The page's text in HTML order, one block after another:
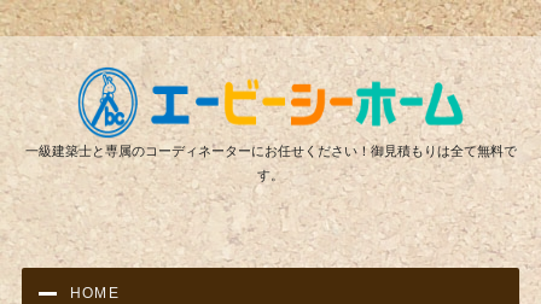
リ
一級建築士と専属のコーディネーターにお任せください！御見積もりは全て無料で
す。
HOME